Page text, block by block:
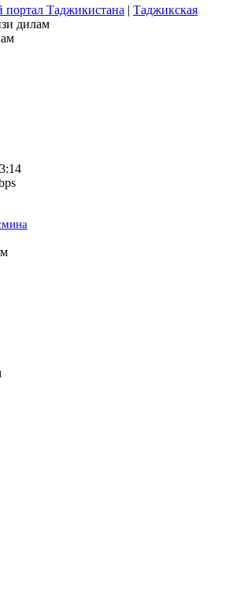
Таджикистана | Таджикская
дилам
3:14